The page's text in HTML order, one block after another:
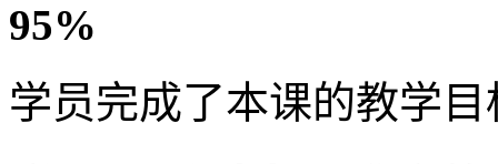
95%
学员完成了本课的教学目